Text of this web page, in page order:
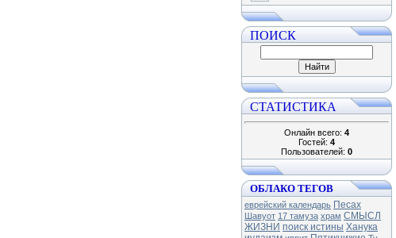
ПОИСК
СТАТИСТИКА
Онлайн всего: 4
Гостей: 4
Пользователей: 0
ОБЛАКО ТЕГОВ
еврейский календарь Песах
Шавуот 17 тамуза храм СМЫСЛ
ЖИЗНИ поиск истины Ханука